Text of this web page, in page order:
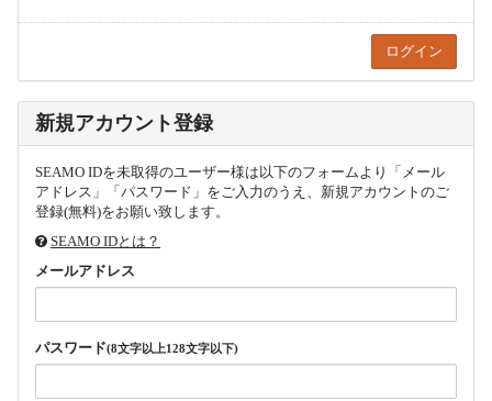
新規アカウント登録
SEAMO IDを未取得のユーザー様は以下のフォームより「メール
アドレス」「パスワード」をご入力のうえ、新規アカウントのご
登録(無料)をお願い致します。
SEAMO IDとは？
メールアドレス
パスワード(8文字以上128文字以下)